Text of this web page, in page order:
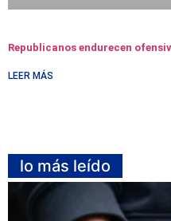
Republicanos endurecen
LEER MÁS
lo más leído